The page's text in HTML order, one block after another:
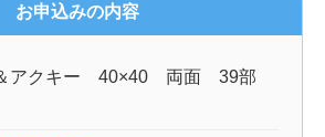
お申込みの内容
＆アクキー 40×40 両面 39部